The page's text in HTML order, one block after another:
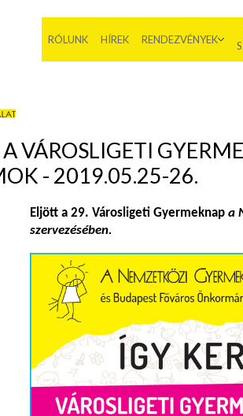
RÓLUNK HÍREK RENDEZVÉNYEK
VÁROSLIGETI
- 2019.05.25-26.
Eljött a 29. Városligeti Gyermeknap a
szervezésében.